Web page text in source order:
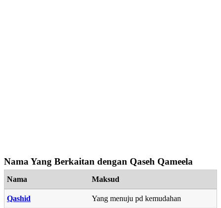
Nama Yang Berkaitan dengan Qaseh Qameela
Nama Maksud
Qashid Yang menuju pd kemudahan